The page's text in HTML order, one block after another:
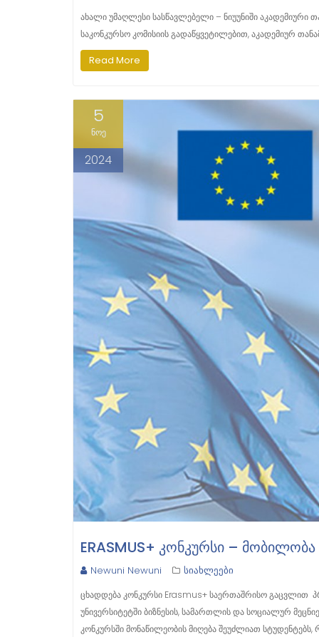
ახალი უმაღლესი სასწავლებელი – ნიუუნიში აკადემიური
საკონკურსო კომისიის გადაწყვეტილებით, აკადემიურ
Read More
5
ნოე
2024
ERASMUS+ ᲙᲝᲜᲙᲣᲠᲡᲘ –
Newuni Newuni სიახლეები
ცხადდება კონკურსი Erasmus+ საერთაშრისო გაცვლით
უნივერსიტეტში ბიზნესის, სამართლის და სოციალურ
კონკურსში მონაწილეობის მიღება შეუძლიათ